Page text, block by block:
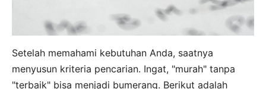
Setelah memahami kebutuhan Anda, saatnya
menyusun kriteria pencarian. Ingat, "murah" tanpa
"terbaik" bisa menjadi bumerang. Berikut adalah